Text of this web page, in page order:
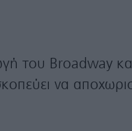
του Broadway
να